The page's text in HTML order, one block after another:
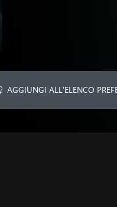
AGGIUNGI ALL'ELENCO